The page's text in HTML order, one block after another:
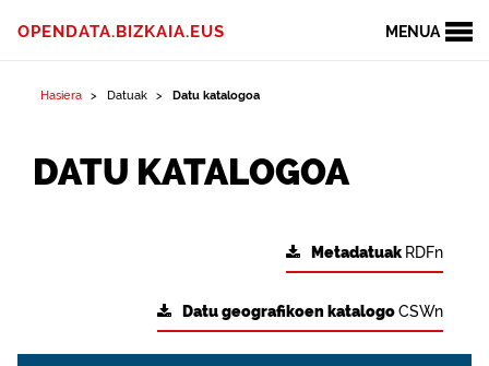
MENUA
OPENDATA.BIZKAIA.EUS
Hasiera Datuak Datu katalogoa
DATU KATALOGOA
Metadatuak RDFn
Datu geografikoen katalogoCSWn